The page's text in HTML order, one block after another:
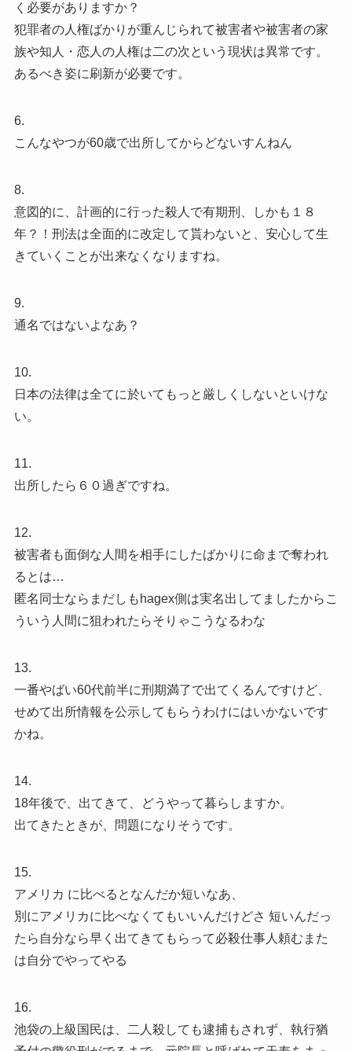
く必要がありますか？
犯罪者の人権ばかりが重んじられて被害者や被害者の家
族や知人・恋人の人権は二の次という現状は異常です。
あるべき姿に刷新が必要です。
6.
こんなやつが60歳で出所してからどないすんねん
8.
意図的に、計画的に行った殺人で有期刑、しかも１８
年？！刑法は全面的に改定して貰わないと、安心して生
きていくことが出来なくなりますね。
9.
通名ではないよなあ？
10.
日本の法律は全てに於いてもっと厳しくしないといけな
い。
11.
出所したら６０過ぎですね。
12.
被害者も面倒な人間を相手にしたばかりに命まで奪われ
るとは…
匿名同士ならまだしもhagex側は実名出してましたからこ
ういう人間に狙われたらそりゃこうなるわな
13.
一番やばい60代前半に刑期満了で出てくるんですけど、
せめて出所情報を公示してもらうわけにはいかないです
かね。
14.
18年後で、出てきて、どうやって暮らしますか。
出てきたときが、問題になりそうです。
15.
アメリカ に比べるとなんだか短いなあ、
別にアメリカに比べなくてもいいんだけどさ 短いんだっ
たら自分なら早く出てきてもらって必殺仕事人頼むまた
は自分でやってやる
16.
池袋の上級国民は、二人殺しても逮捕もされず、執行猶